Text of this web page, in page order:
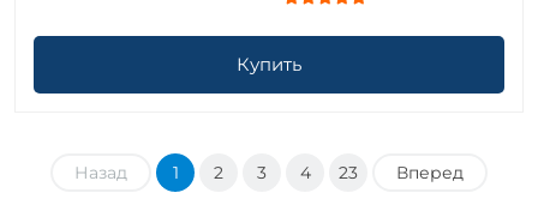
Купить
Назад 1 2 3 4 23 Вперед